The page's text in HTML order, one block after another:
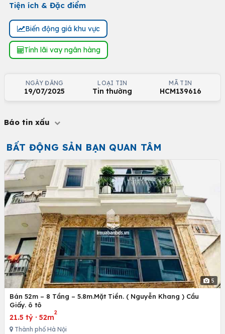
Tiện ích & Đặc điểm
Biến động giá khu vực
Tính lãi vay ngân hàng
NGÀY ĐĂNG
19/07/2025
LOẠI TIN
Tin thường
MÃ TIN
HCM139616
Báo tin xấu
BẤT ĐỘNG SẢN BẠN QUAN TÂM
5
Bán 52m – 8 Tầng – 5.8m.Mặt Tiền. ( Nguyễn Khang ) Cầu
Giấy. ô tô
21.5 tỷ · 52m
2
Thành phố Hà Nội